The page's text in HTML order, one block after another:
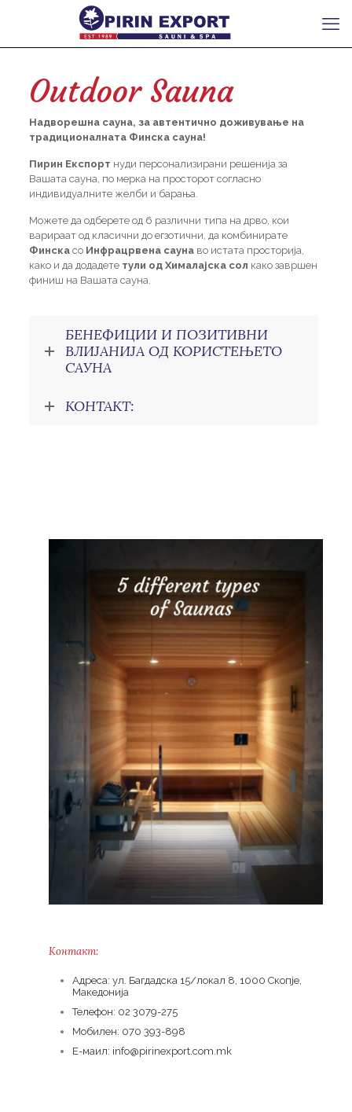
Outdoor Sauna
Надворешна сауна, за автентично доживување на
традиционалната Финска сауна!
Пирин Експорт нуди персонализирани решенија за
Вашата сауна, по мерка на просторот согласно
индивидуалните желби и барања.
Можете да одберете од 6 различни типа на дрво, кои
варираат од класични до егзотични, да комбинирате
Финскасо Инфрацрвена саунаво истата просторија,
како и да додадете тули од Хималајска сол како завршен
финиш на Вашата сауна.
БЕНЕФИЦИИ И ПОЗИТИВНИ
ВЛИЈАНИЈА ОД КОРИСТЕЊЕТО
САУНА
КОНТАКТ:
Контакт:
Адреса: ул. Багдадска 15/локал 8, 1000 Скопје,
Македонија
Телефон: 02 3079-275
Мобилен: 070 393-898
Е-маил: info@pirinexport.com.mk